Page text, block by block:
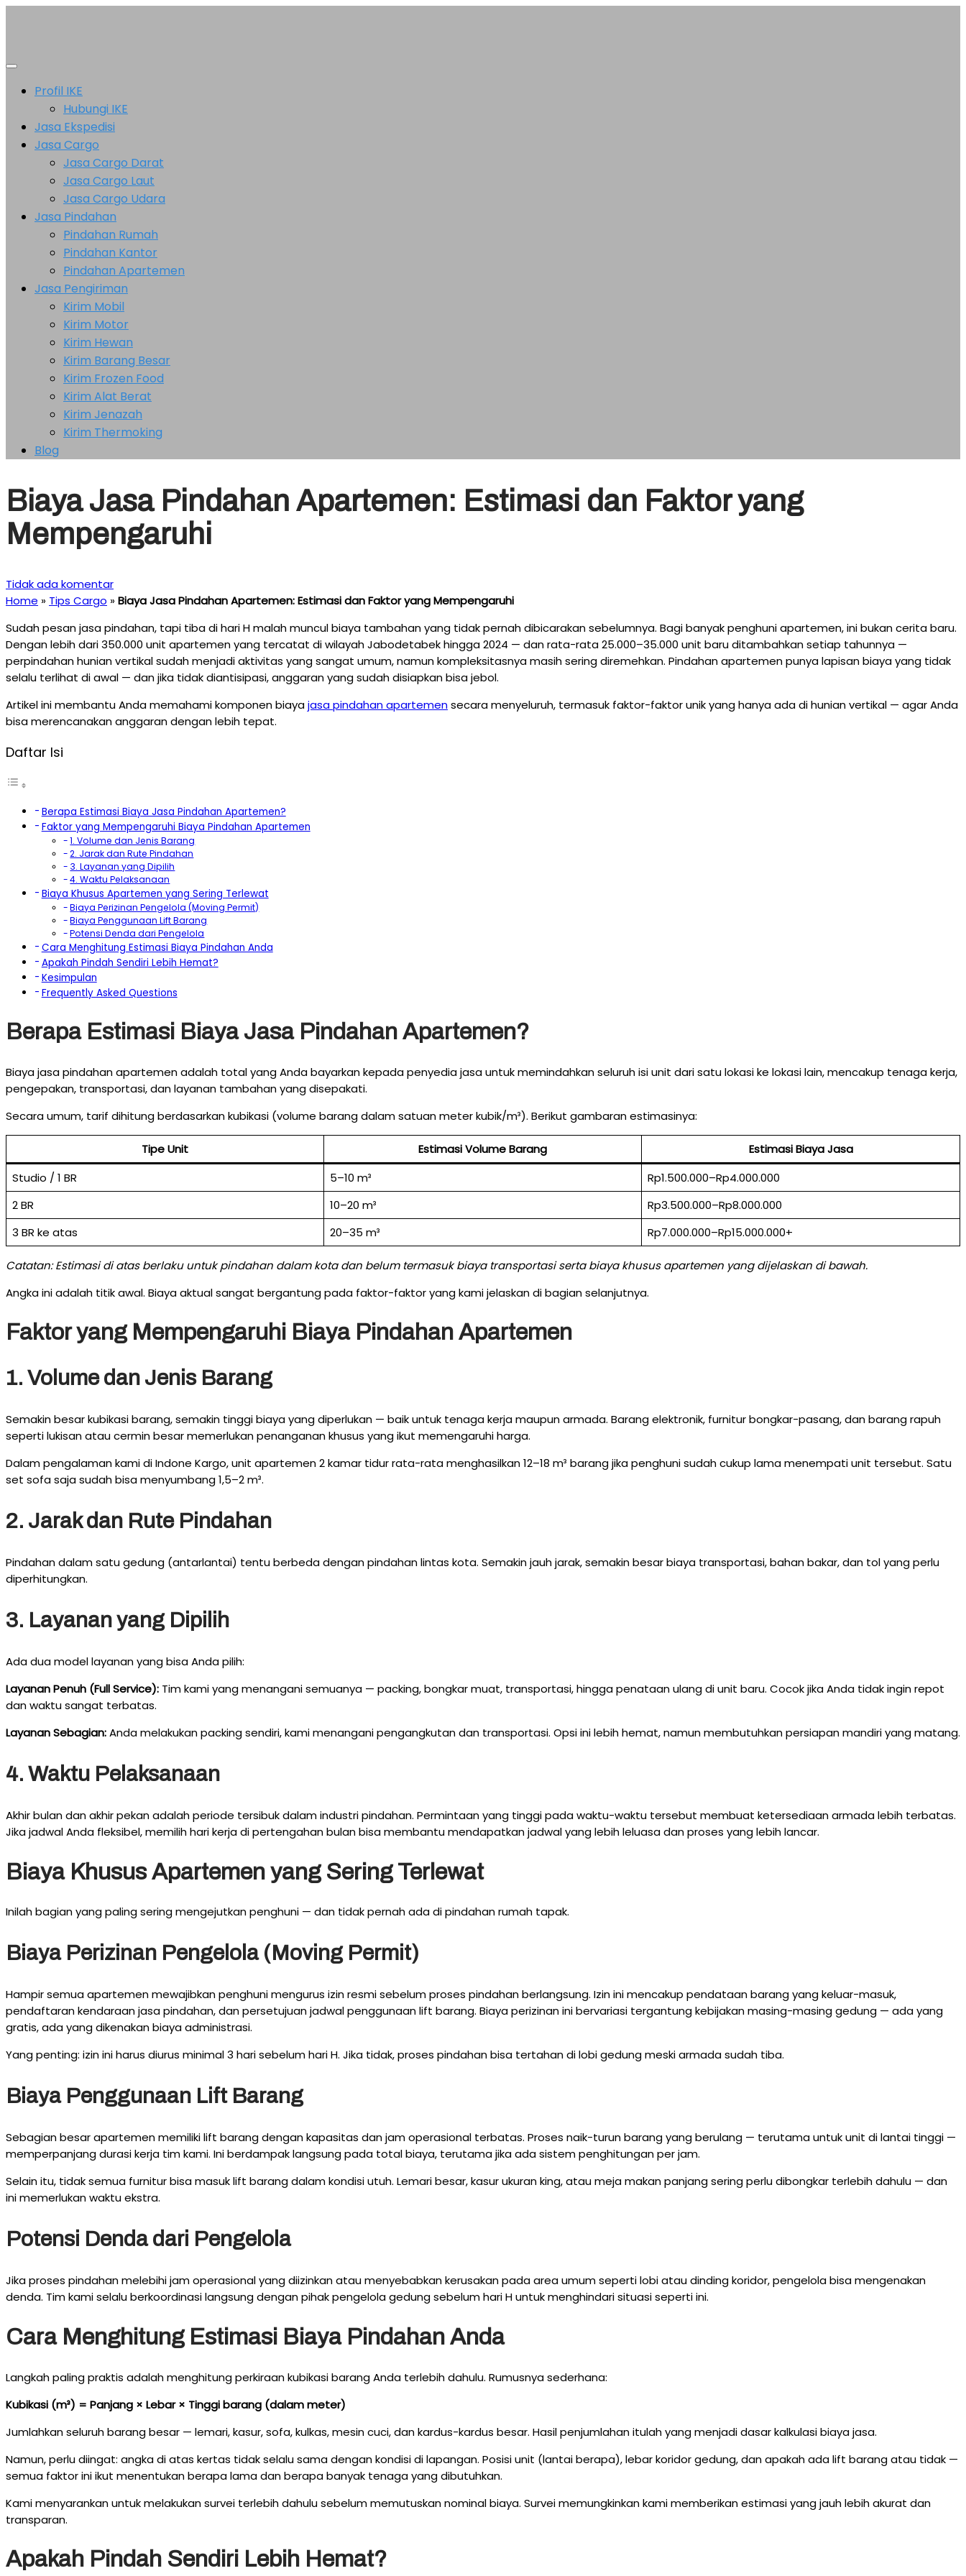
Profil IKE
Hubungi IKE
Jasa Ekspedisi
Jasa Cargo
Jasa Cargo Darat
Jasa Cargo Laut
Jasa Cargo Udara
Jasa Pindahan
Pindahan Rumah
Pindahan Kantor
Pindahan Apartemen
Jasa Pengiriman
Kirim Mobil
Kirim Motor
Kirim Hewan
Kirim Barang Besar
Kirim Frozen Food
Kirim Alat Berat
Kirim Jenazah
Kirim Thermoking
Blog
Biaya Jasa Pindahan Apartemen: Estimasi dan Faktor yang
Mempengaruhi
Tidak ada komentar
Home » Tips Cargo »Biaya Jasa Pindahan Apartemen: Estimasi dan Faktor yang Mempengaruhi
Sudah pesan jasa pindahan, tapi tiba di hari H malah muncul biaya tambahan yang tidak pernah dibicarakan sebelumnya. Bagi banyak penghuni apartemen, ini bukan cerita baru.
Dengan lebih dari 350.000 unit apartemen yang tercatat di wilayah Jabodetabek hingga 2024 — dan rata-rata 25.000–35.000 unit baru ditambahkan setiap tahunnya —
perpindahan hunian vertikal sudah menjadi aktivitas yang sangat umum, namun kompleksitasnya masih sering diremehkan. Pindahan apartemen punya lapisan biaya yang tidak
selalu terlihat di awal — dan jika tidak diantisipasi, anggaran yang sudah disiapkan bisa jebol.
Artikel ini membantu Anda memahami komponen biayajasa pindahan apartemensecara menyeluruh, termasuk faktor-faktor unik yang hanya ada di hunian vertikal — agar Anda
bisa merencanakan anggaran dengan lebih tepat.
Daftar Isi
Berapa Estimasi Biaya Jasa Pindahan Apartemen?
Faktor yang Mempengaruhi Biaya Pindahan Apartemen
1. Volume dan Jenis Barang
2. Jarak dan Rute Pindahan
3. Layanan yang Dipilih
4. Waktu Pelaksanaan
Biaya Khusus Apartemen yang Sering Terlewat
Biaya Perizinan Pengelola (Moving Permit)
Biaya Penggunaan Lift Barang
Potensi Denda dari Pengelola
Cara Menghitung Estimasi Biaya Pindahan Anda
Apakah Pindah Sendiri Lebih Hemat?
Kesimpulan
Frequently Asked Questions
Berapa Estimasi Biaya Jasa Pindahan Apartemen?
Biaya jasa pindahan apartemen adalah total yang Anda bayarkan kepada penyedia jasa untuk memindahkan seluruh isi unit dari satu lokasi ke lokasi lain, mencakup tenaga kerja,
pengepakan, transportasi, dan layanan tambahan yang disepakati.
Secara umum, tarif dihitung berdasarkan kubikasi (volume barang dalam satuan meter kubik/m³). Berikut gambaran estimasinya:
Tipe Unit Estimasi Volume Barang
Estimasi Biaya Jasa
Studio / 1 BR
5–10 m³
Rp1.500.000–Rp4.000.000
2 BR
10–20 m³
Rp3.500.000–Rp8.000.000
3 BR ke atas
20–35 m³ Rp7.000.000–Rp15.000.000+
Catatan: Estimasi di atas berlaku untuk pindahan dalam kota dan belum termasuk biaya transportasi serta biaya khusus apartemen yang dijelaskan di bawah.
Angka ini adalah titik awal. Biaya aktual sangat bergantung pada faktor-faktor yang kami jelaskan di bagian selanjutnya.
Faktor yang Mempengaruhi Biaya Pindahan Apartemen
1. Volume dan Jenis Barang
Semakin besar kubikasi barang, semakin tinggi biaya yang diperlukan — baik untuk tenaga kerja maupun armada. Barang elektronik, furnitur bongkar-pasang, dan barang rapuh
seperti lukisan atau cermin besar memerlukan penanganan khusus yang ikut memengaruhi harga.
Dalam pengalaman kami di Indone Kargo, unit apartemen 2 kamar tidur rata-rata menghasilkan 12–18 m³ barang jika penghuni sudah cukup lama menempati unit tersebut. Satu
set sofa saja sudah bisa menyumbang 1,5–2 m³.
2. Jarak dan Rute Pindahan
Pindahan dalam satu gedung (antarlantai) tentu berbeda dengan pindahan lintas kota. Semakin jauh jarak, semakin besar biaya transportasi, bahan bakar, dan tol yang perlu
diperhitungkan.
3. Layanan yang Dipilih
Ada dua model layanan yang bisa Anda pilih:
Layanan Penuh (Full Service): Tim kami yang menangani semuanya — packing, bongkar muat, transportasi, hingga penataan ulang di unit baru. Cocok jika Anda tidak ingin repot
dan waktu sangat terbatas.
Layanan Sebagian:Anda melakukan packing sendiri, kami menangani pengangkutan dan transportasi. Opsi ini lebih hemat, namun membutuhkan persiapan mandiri yang matang.
4. Waktu Pelaksanaan
Akhir bulan dan akhir pekan adalah periode tersibuk dalam industri pindahan. Permintaan yang tinggi pada waktu-waktu tersebut membuat ketersediaan armada lebih terbatas.
Jika jadwal Anda fleksibel, memilih hari kerja di pertengahan bulan bisa membantu mendapatkan jadwal yang lebih leluasa dan proses yang lebih lancar.
Biaya Khusus Apartemen yang Sering Terlewat
Inilah bagian yang paling sering mengejutkan penghuni — dan tidak pernah ada di pindahan rumah tapak.
Biaya Perizinan Pengelola (Moving Permit)
Hampir semua apartemen mewajibkan penghuni mengurus izin resmi sebelum proses pindahan berlangsung. Izin ini mencakup pendataan barang yang keluar-masuk,
pendaftaran kendaraan jasa pindahan, dan persetujuan jadwal penggunaan lift barang. Biaya perizinan ini bervariasi tergantung kebijakan masing-masing gedung — ada yang
gratis, ada yang dikenakan biaya administrasi.
Yang penting: izin ini harus diurus minimal 3 hari sebelum hari H. Jika tidak, proses pindahan bisa tertahan di lobi gedung meski armada sudah tiba.
Biaya Penggunaan Lift Barang
Sebagian besar apartemen memiliki lift barang dengan kapasitas dan jam operasional terbatas. Proses naik-turun barang yang berulang — terutama untuk unit di lantai tinggi —
memperpanjang durasi kerja tim kami. Ini berdampak langsung pada total biaya, terutama jika ada sistem penghitungan per jam.
Selain itu, tidak semua furnitur bisa masuk lift barang dalam kondisi utuh. Lemari besar, kasur ukuran king, atau meja makan panjang sering perlu dibongkar terlebih dahulu — dan
ini memerlukan waktu ekstra.
Potensi Denda dari Pengelola
Jika proses pindahan melebihi jam operasional yang diizinkan atau menyebabkan kerusakan pada area umum seperti lobi atau dinding koridor, pengelola bisa mengenakan
denda. Tim kami selalu berkoordinasi langsung dengan pihak pengelola gedung sebelum hari H untuk menghindari situasi seperti ini.
Cara Menghitung Estimasi Biaya Pindahan Anda
Langkah paling praktis adalah menghitung perkiraan kubikasi barang Anda terlebih dahulu. Rumusnya sederhana:
Kubikasi (m³) = Panjang × Lebar × Tinggi barang (dalam meter)
Jumlahkan seluruh barang besar — lemari, kasur, sofa, kulkas, mesin cuci, dan kardus-kardus besar. Hasil penjumlahan itulah yang menjadi dasar kalkulasi biaya jasa.
Namun, perlu diingat: angka di atas kertas tidak selalu sama dengan kondisi di lapangan. Posisi unit (lantai berapa), lebar koridor gedung, dan apakah ada lift barang atau tidak —
semua faktor ini ikut menentukan berapa lama dan berapa banyak tenaga yang dibutuhkan.
Kami menyarankan untuk melakukan survei terlebih dahulu sebelum memutuskan nominal biaya. Survei memungkinkan kami memberikan estimasi yang jauh lebih akurat dan
transparan.
Apakah Pindah Sendiri Lebih Hemat?